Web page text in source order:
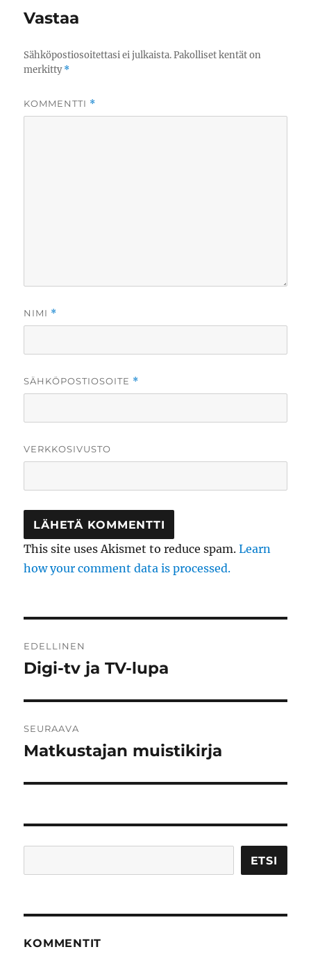
Vastaa
Sähköpostiosoitettasi ei julkaista. Pakolliset kentät on
merkitty*
KOMMENTTI *
NIMI *
SÄHKÖPOSTIOSOITE *
VERKKOSIVUSTO
This site uses Akismet to reduce spam.Learn
how your comment data is processed.
selaus
EDELLINEN
Edellinen
Digi-tv ja TV-lupa
SEURAAVA
Seuraava
Matkustajan muistikirja
ETSI
KOMMENTIT